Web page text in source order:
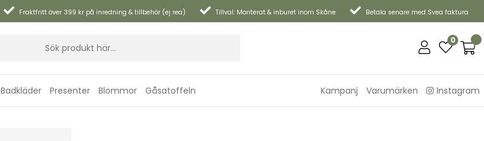
Fraktfritt över 399 kr på inredning & tillbehör (ej rea) Tillval: Monterat & inburet inom Skåne Betala senare med Svea faktura
0
Badkläder Presenter Blommor Gåsatoffeln Kampanj Varumärken Instagram